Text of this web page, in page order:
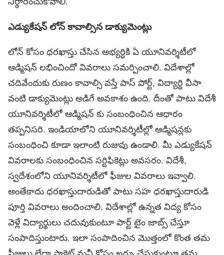
ఎడ్యుకేషన్ లోన్ కావాల్సిన డాక్యుమెంట్లు
లోన్ కోసం ధరఖాస్తు చేసిన అభ్యర్ధికి ఏ యూనివర్శిటీలో
ఆడ్మిషన్ లభించిందో వివరాలు సమర్పించాలి. విదేశాల్లో
చదివేందుకు రుణం కావాల్సి వస్తే పాస్ పోర్ట్, విద్యార్ధి వీసా
వంటి డాక్యుమెంట్లు అడిగే అవకాశం ఉంది. దీంతో పాటు విదేశీ
యూనివర్శిటీలో ఆడ్మిషన్ కు సంబంధించిన ఆధారం
తప్పనిసరి. ఇండియాలోని యూనివర్శిటీల్లో ఆడ్మిషన్లకు
సంబంధించి కూడా ఇలాంటి రుజువు ఉండాలి. మీ ఎడ్యుకేషన్
వివరాలకు సంబంధించిన సర్టిఫికెట్లు అవసరం. విదేశీ,
స్వదేశంలోని యూనివర్శిటీలో ఫీజుల వివరాలు ఇవ్వాలి.
అంతేకాదు ధరఖాస్తుదారుడితో పాటు సహ ధరఖాస్తుదారుడి
పూర్తి వివరాలు అందించాలి. విదేశాల్లో ఉన్నత విద్య కోసం
వెళ్లే విద్యార్థులు చదువుకుంటూ పార్ట్ టైం జాబ్స్ చేస్తూ
సంపాదిస్తుంటారు. ఇలా సంపాదించిన మొత్తంలో కొంత తమ